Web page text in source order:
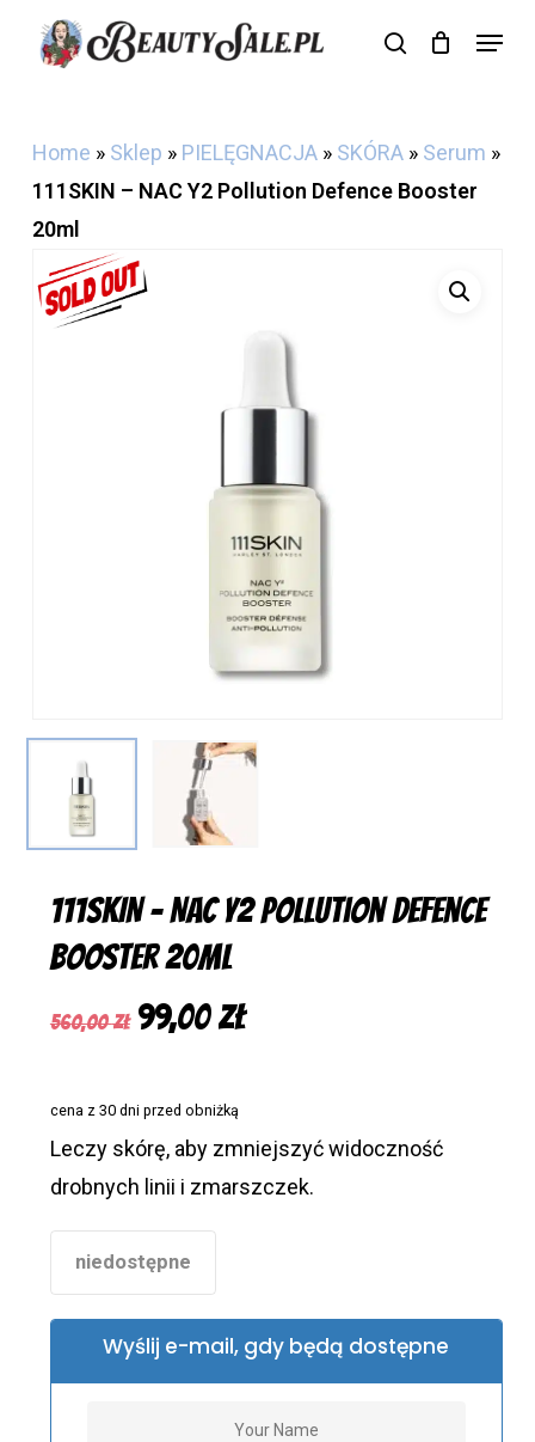
search
Menu
Cart Close
Home » Sklep » PIELĘGNACJA» SKÓRA» Serum »
111SKIN – NAC Y2 Pollution Defence Booster
20ml
111SKIN – NAC Y2 Pollution Defence
Booster 20ml
560,00zł Pierwotna
560,00 zł.
99,00złAktualna
99,00 zł.
cena z 30 dni przed obniżką
Leczy skórę, aby zmniejszyć widoczność
drobnych linii i zmarszczek.
niedostępne
Wyślij e-mail, gdy będą dostępne